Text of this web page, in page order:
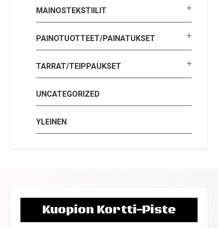
MAINOSTEKSTIILIT
PAINOTUOTTEET/PAINATUKSET
TARRAT/TEIPPAUKSET
UNCATEGORIZED
YLEINEN
Kuopion Kortti-Piste